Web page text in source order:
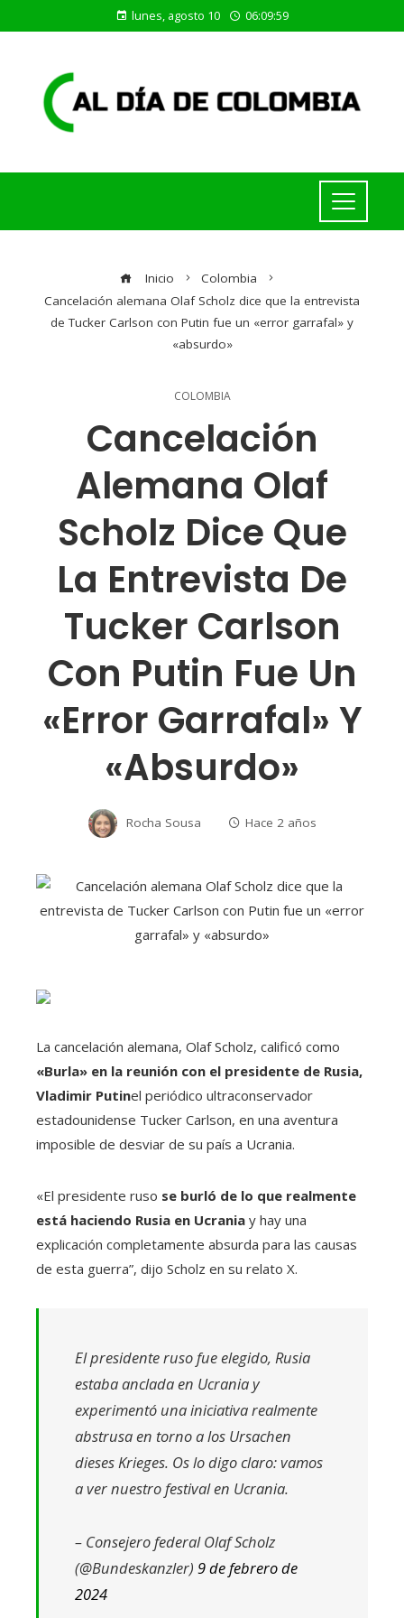
lunes, agosto 10 06:10:00
Inicio
Colombia
Cancelación alemana Olaf Scholz dice que la entrevista
de Tucker Carlson con Putin fue un «error garrafal» y
«absurdo»
COLOMBIA
Cancelación
Alemana Olaf
Scholz Dice Que
La Entrevista De
Tucker Carlson
Con Putin Fue Un
«error Garrafal» Y
«absurdo»
Rocha Sousa Hace 2 años
La cancelación alemana, Olaf Scholz, calificó como
«Burla» en la reunión con el presidente de Rusia,
Vladimir Putinel periódico ultraconservador
estadounidense Tucker Carlson, en una aventura
imposible de desviar de su país a Ucrania.
«El presidente ruso se burló de lo que realmente
está haciendo Rusia en Ucrania y hay una
explicación completamente absurda para las causas
de esta guerra”, dijo Scholz en su relato X.
El presidente ruso fue elegido, Rusia
estaba anclada en Ucrania y
experimentó una iniciativa realmente
abstrusa en torno a los Ursachen
dieses Krieges. Os lo digo claro: vamos
a ver nuestro festival en Ucrania.
– Consejero federal Olaf Scholz
(@Bundeskanzler) 9 de febrero de
2024